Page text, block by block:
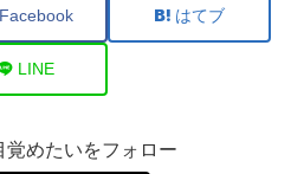
Facebook はてブ
LINE
覚めたいをフォロー